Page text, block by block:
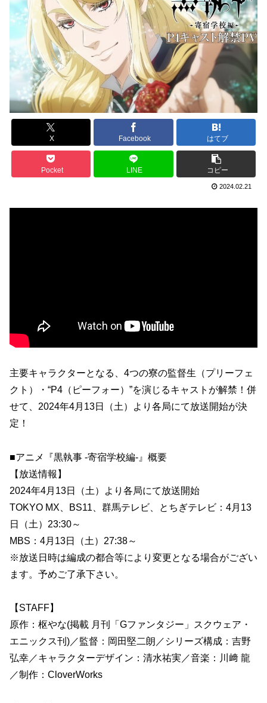
X Facebook はてブ
Pocket LINE コピー
2024.02.21
主要キャラクターとなる、4つの寮の監督生（プリーフェ
クト）・“P4（ピーフォー）”を演じるキャストが解禁！併
せて、2024年4月13日（土）より各局にて放送開始が決
定！
■アニメ『黒執事 -寄宿学校編-』概要
【放送情報】
2024年4月13日（土）より各局にて放送開始
TOKYO MX、BS11、群馬テレビ、とちぎテレビ：4月13
日（土）23:30～
MBS：4月13日（土）27:38～
※放送日時は編成の都合等により変更となる場合がござい
ます。予めご了承下さい。
【STAFF】
原作：枢やな(掲載 月刊「Gファンタジー」スクウェア・
エニックス刊)／監督：岡田堅二朗／シリーズ構成：吉野
弘幸／キャラクターデザイン：清水祐実／音楽：川﨑 龍
／制作：CloverWorks